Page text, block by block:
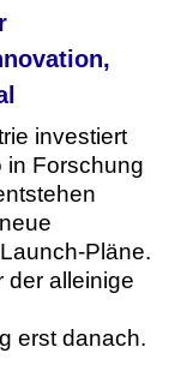
investiert
in Forschung
Pläne.
der alleinige
erst danach.